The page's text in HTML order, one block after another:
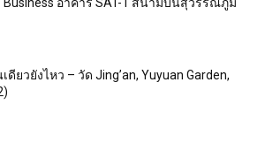
ดียวยังไหว – วัด Jing’an, Yuyuan Garden,